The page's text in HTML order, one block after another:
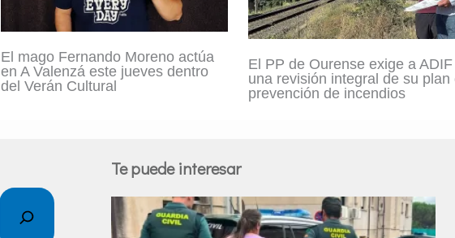
El mago Fernando Moreno actúa
en A Valenzá este jueves dentro
del Verán Cultural
El PP de Ourense exige a ADIF
una revisión integral de su plan
prevención de incendios
Te puede interesar